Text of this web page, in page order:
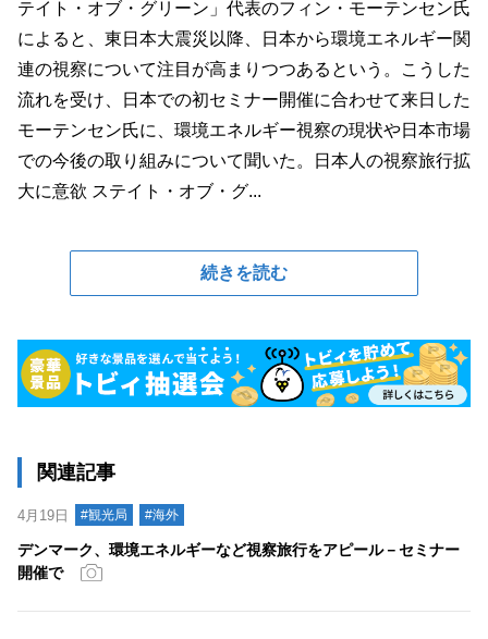
テイト・オブ・グリーン」代表のフィン・モーテンセン氏
によると、東日本大震災以降、日本から環境エネルギー関
連の視察について注目が高まりつつあるという。こうした
流れを受け、日本での初セミナー開催に合わせて来日した
モーテンセン氏に、環境エネルギー視察の現状や日本市場
での今後の取り組みについて聞いた。日本人の視察旅行拡
大に意欲 ステイト・オブ・グ...
続きを読む
関連記事
4月19日 #観光局 #海外
デンマーク、環境エネルギーなど視察旅行をアピール－セミナー
開催で